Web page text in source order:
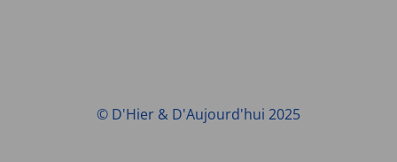
© D'Hier & D'Aujourd'hui 2025